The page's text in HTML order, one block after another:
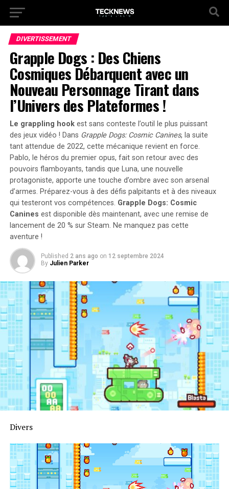
DIVERTISSEMENT
Grapple Dogs : Des Chiens
Cosmiques Débarquent avec un
Nouveau Personnage Tirant dans
l’Univers des Plateformes !
Le grappling hookest sans conteste l’outil le plus puissant
des jeux vidéo ! Dans Grapple Dogs: Cosmic Canines, la suite
tant attendue de 2022, cette mécanique revient en force.
Pablo, le héros du premier opus, fait son retour avec des
pouvoirs flamboyants, tandis que Luna, une nouvelle
protagoniste, apporte une touche d’ombre avec son arsenal
d’armes. Préparez-vous à des défis palpitants et à des niveaux
qui testeront vos compétences. Grapple Dogs: Cosmic
Canines est disponible dès maintenant, avec une remise de
lancement de 20 % sur Steam. Ne manquez pas cette
aventure !
Published 2 ans ago on 12 septembre 2024
By Julien Parker
Divers